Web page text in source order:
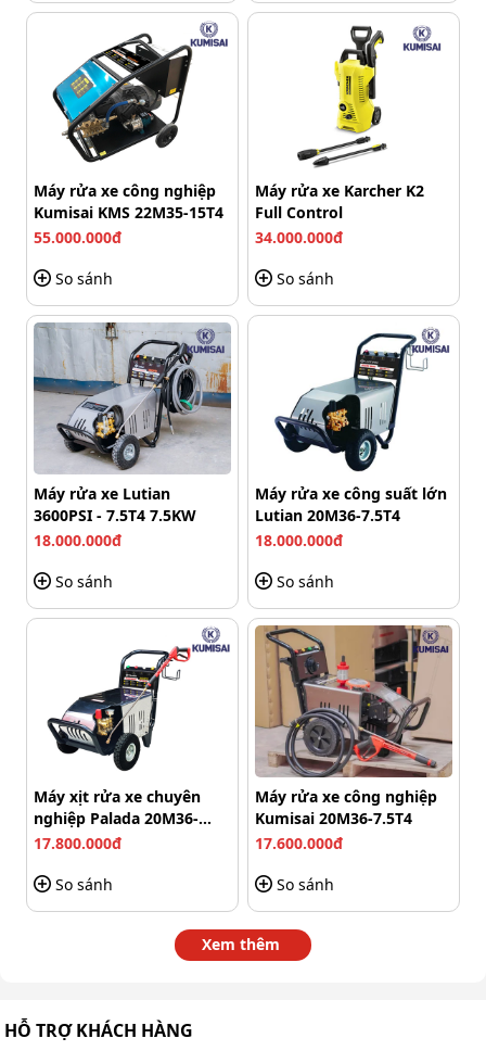
vượt trội như Kumisai 2000PSI chỉ có hơn 10 triệu đồng.
Mức giá này phù hợp với đa số người dùng Việt. Vậy nên
không có lý do gì để bạn có thể bỏ qua sản phẩm ưu việt
Kumisai 2000PSI ứng dụng đa dạng trong đời sống
Ứng dụng của máy rửa xe áp lực
cao Kumisai 2000PSI
Với áp lực phun rửa mạnh mẽ, Kumisai 2000PSI đã và
đang là công cụ hỗ trợ không thể thiếu cho công việc
Xịt rửa xe máy, ô tô trong các gara, trung tâm sửa
chữa chuyên nghiệp.
Xịt rửa, vệ sinh dây chuyền sản xuất trong các đơn vị,
nhà xưởng,...
Làm sạch, xịt rửa chuồng trại các trang trại chăn
nuôi lớn.
Loại bỏ lớp sơn cũ của ngôi nhà bằng áp lực phun
Máy rửa xe công nghiệp
Kumisai KMS 22M35-15T4
55.000.000đ
So sánh
Máy rửa xe Karcher K2
Full Control
34.000.000đ
So sánh
Máy rửa xe Lutian
3600PSI - 7.5T4 7.5KW
18.000.000đ
So sánh
Máy rửa xe công suất lớn
Lutian 20M36-7.5T4
18.000.000đ
So sánh
Máy xịt rửa xe chuyên
nghiệp Palada 20M36-
7.5T4
17.800.000đ
So sánh
Máy rửa xe công nghiệp
Kumisai 20M36-7.5T4
17.600.000đ
So sánh
Xem thêm
HỖ TRỢ KHÁCH HÀNG